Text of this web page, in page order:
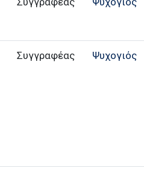
Συγγραφέας Ψυχογιός